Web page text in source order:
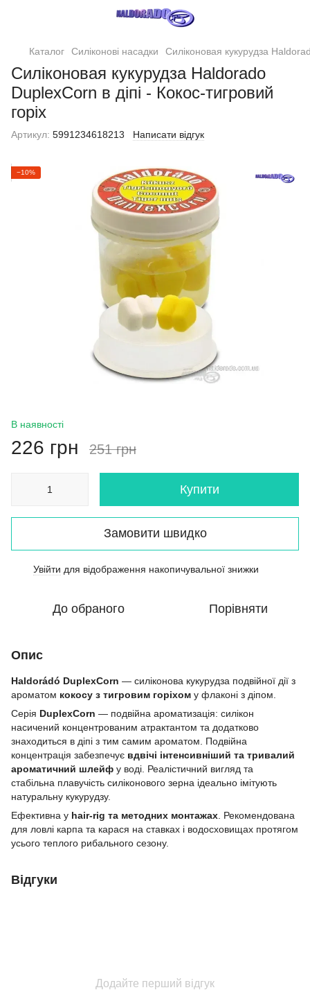
Каталог Силіконові насадки Силіконовая кукурудза
Силіконовая кукурудза Haldorado
DuplexCorn в діпі - Кокос-тигровий
горіх
Артикул: 5991234618213 Написати відгук
−10%
В наявності
226 грн 251 грн
Купити
Замовити швидко
Увійти для відображення накопичувальної знижки
До обраного Порівняти
Опис
Haldorádó DuplexCorn — силіконова кукурудза подвійної дії з
ароматом кокосу з тигровим горіхом у флаконі з діпом.
Серія DuplexCorn — подвійна ароматизація: силікон
насичений концентрованим атрактантом та додатково
знаходиться в діпі з тим самим ароматом. Подвійна
концентрація забезпечує вдвічі інтенсивніший та тривалий
ароматичний шлейф у воді. Реалістичний вигляд та
стабільна плавучість силіконового зерна ідеально імітують
натуральну кукурудзу.
Ефективна у hair-rig та методних монтажах . Рекомендована
для ловлі карпа та карася на ставках і водосховищах протягом
усього теплого рибального сезону.
Відгуки
Додайте перший відгук